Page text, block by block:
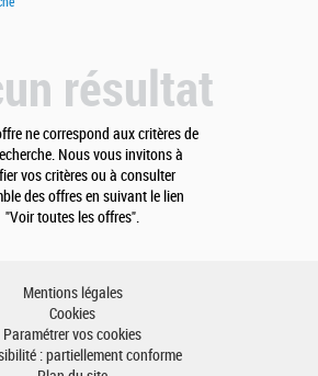
résultat
ne correspond aux critères de
Nous vous invitons à
vos critères ou à consulter
des offres en suivant le lien
"Voir toutes les offres".
Mentions légales
Cookies
Paramétrer vos cookies
: partiellement conforme